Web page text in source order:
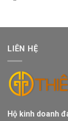
LIÊN HỆ
Hộ kinh